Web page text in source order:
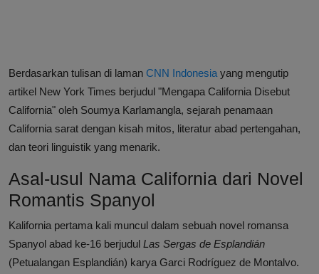
Berdasarkan tulisan di laman CNN Indonesia yang mengutip
artikel New York Times berjudul "Mengapa California Disebut
California" oleh Soumya Karlamangla, sejarah penamaan
California sarat dengan kisah mitos, literatur abad pertengahan,
dan teori linguistik yang menarik.
Asal-usul Nama California dari Novel
Romantis Spanyol
Kalifornia pertama kali muncul dalam sebuah novel romansa
Spanyol abad ke-16 berjudul Las Sergas de Esplandián
(Petualangan Esplandián) karya Garci Rodríguez de Montalvo.